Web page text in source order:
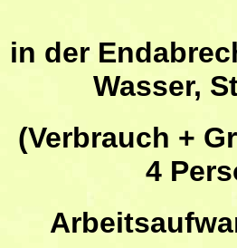
in der
Wasser,
(Verbrauch +
4